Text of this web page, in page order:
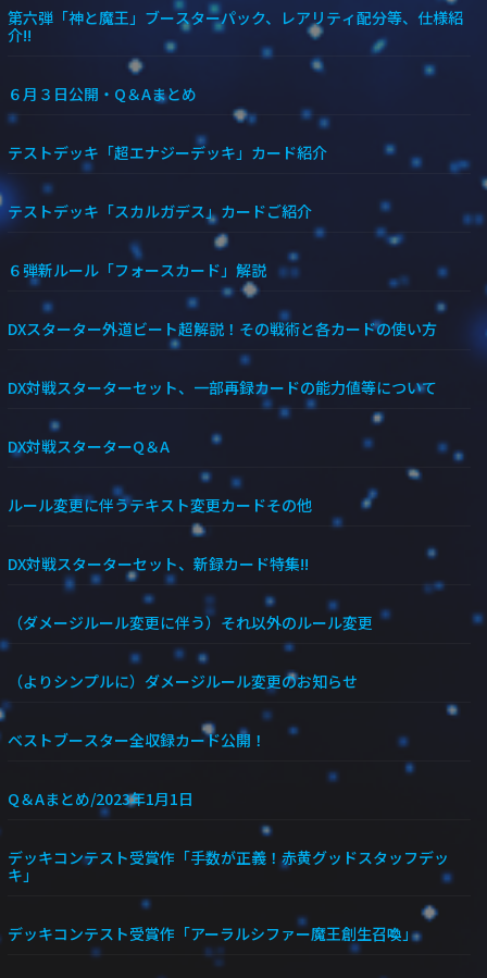
第六弾「神と魔王」ブースターパック、レアリティ配分等、仕様紹
介!!
６月３日公開・Q＆Aまとめ
テストデッキ「超エナジーデッキ」カード紹介
テストデッキ「スカルガデス」カードご紹介
６弾新ルール「フォースカード」解説
DXスターター外道ビート超解説！その戦術と各カードの使い方
DX対戦スターターセット、一部再録カードの能力値等について
DX対戦スターターQ＆A
ルール変更に伴うテキスト変更カードその他
DX対戦スターターセット、新録カード特集!!
（ダメージルール変更に伴う）それ以外のルール変更
（よりシンプルに）ダメージルール変更のお知らせ
ベストブースター全収録カード公開！
Q＆Aまとめ/2023年1月1日
デッキコンテスト受賞作「手数が正義！赤黄グッドスタッフデッ
キ」
デッキコンテスト受賞作「アーラルシファー魔王創生召喚」